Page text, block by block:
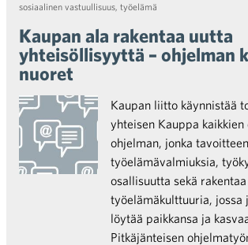
sosiaalinen vastuullisuus, työelämä
Kaupan ala rakentaa uutta
yhteisöllisyyttä – ohjelman
nuoret
Kaupan liitto käynnistää
yhteisen Kauppa kaikkien
ohjelman, jonka
työelämävalmiuksia,
osallisuutta sekä rakentaa
työelämäkulttuuria, jossa
löytää paikkansa ja
Pitkäjänteisen